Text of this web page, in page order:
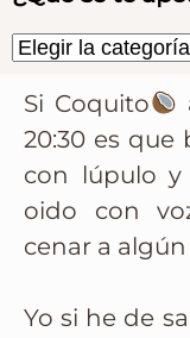
Si Coquito
20:30 es que
con lúpulo y
oido con
cenar a
Yo si he de